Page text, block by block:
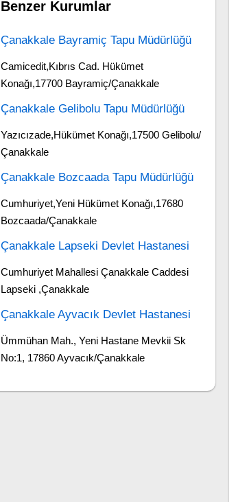
Benzer Kurumlar
Çanakkale Bayramiç Tapu Müdürlüğü
Camicedit,Kıbrıs Cad. Hükümet
Konağı,17700 Bayramiç/Çanakkale
Çanakkale Gelibolu Tapu Müdürlüğü
Yazıcızade,Hükümet Konağı,17500 Gelibolu/
Çanakkale
Çanakkale Bozcaada Tapu Müdürlüğü
Cumhuriyet,Yeni Hükümet Konağı,17680
Bozcaada/Çanakkale
Çanakkale Lapseki Devlet Hastanesi
Cumhuriyet Mahallesi Çanakkale Caddesi
Lapseki ,Çanakkale
Çanakkale Ayvacık Devlet Hastanesi
Ümmühan Mah., Yeni Hastane Mevkii Sk
No:1, 17860 Ayvacık/Çanakkale